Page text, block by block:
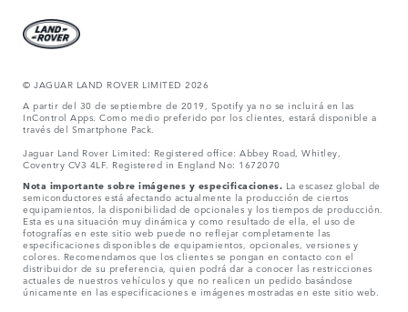
© JAGUAR LAND ROVER LIMITED 2026
A partir del 30 de septiembre de 2019, Spotify ya no se incluirá en las
InControl Apps. Como medio preferido por los clientes, estará disponible a
través del Smartphone Pack.
Jaguar Land Rover Limited: Registered office: Abbey Road, Whitley,
Coventry CV3 4LF. Registered in England No: 1672070
Nota importante sobre imágenes y especificaciones. La escasez global de
semiconductores está afectando actualmente la producción de ciertos
equipamientos, la disponibilidad de opcionales y los tiempos de producción.
Esta es una situación muy dinámica y como resultado de ella, el uso de
fotografías en este sitio web puede no reflejar completamente las
especificaciones disponibles de equipamientos, opcionales, versiones y
colores. Recomendamos que los clientes se pongan en contacto con el
distribuidor de su preferencia, quien podrá dar a conocer las restricciones
actuales de nuestros vehículos y que no realicen un pedido basándose
únicamente en las especificaciones e imágenes mostradas en este sitio web.